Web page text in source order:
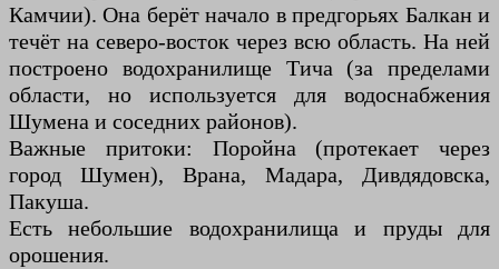
Камчии). Она берёт начало в предгорьях Балкан и
течёт на северо-восток через всю область. На ней
построено водохранилище Тича (за пределами
области, но используется для водоснабжения
Шумена и соседних районов).
Важные притоки: Поройна (протекает через
город Шумен), Врана, Мадара, Дивдядовска,
Пакуша.
Есть небольшие водохранилища и пруды для
орошения.